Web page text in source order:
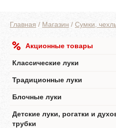
Главная / Магазин / Сумки,
Акционные товары
Классические луки
Традиционные луки
Блочные луки
Детские луки, рогатки и
трубки